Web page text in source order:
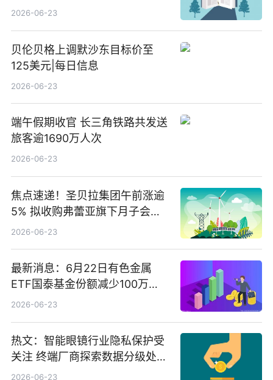
2026-06-23
贝伦贝格上调默沙东目标价至
125美元|每日信息
2026-06-23
端午假期收官 长三角铁路共发送
旅客逾1690万人次
2026-06-23
焦点速递！圣贝拉集团午前涨逾
5% 拟收购弗蕾亚旗下月子会所
业务少数股权
2026-06-23
最新消息：6月22日有色金属
ETF国泰基金份额减少100万
份，重仓股紫金矿业、洛阳钼
2026-06-23
热文：智能眼镜行业隐私保护受
关注 终端厂商探索数据分级处理
等方案
2026-06-23